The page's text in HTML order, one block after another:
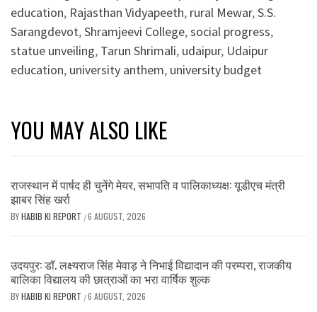
education, Rajasthan Vidyapeeth, rural Mewar,S.S.
Sarangdevot,Shramjeevi College,social progress,
statue unveiling, Tarun Shrimali, udaipur, Udaipur
education, university anthem, university budget
YOU MAY ALSO LIKE
राजस्थान में पार्षद ही चुनेंगे मेयर, सभापति व पालिकाध्यक्ष: यूडीएच मंत्री
झाबर सिंह खर्रा
BYHABIB KI REPORT /6 AUGUST, 2026
उदयपुर: डॉ. लक्ष्यराज सिंह मेवाड़ ने निभाई विद्यादान की परम्परा, राजकीय
बालिका विद्यालय की छात्राओं का भरा वार्षिक शुल्क
BYHABIB KI REPORT /6 AUGUST, 2026